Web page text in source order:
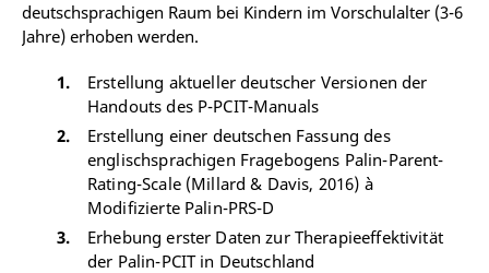
deutschsprachigen Raum bei Kindern im Vorschulalter (3-6
Jahre) erhoben werden.
Erstellung aktueller deutscher Versionen der
Handouts des P-PCIT-Manuals
Erstellung einer deutschen Fassung des
englischsprachigen Fragebogens Palin-Parent-
Rating-Scale (Millard & Davis, 2016) à
Modifizierte Palin-PRS-D
Erhebung erster Daten zur Therapieeffektivität
der Palin-PCIT in Deutschland